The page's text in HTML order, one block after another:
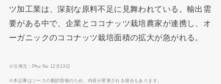
ツ加工業は、深刻な原料不足に見舞われている。輸出需
要がある中で、企業とココナッツ栽培農家が連携し、オ
ーガニックのココナッツ栽培面積の拡大が急がれる。
※引用元：Phu Nu 12月13日
※本記事はソースの翻訳情報のため、内容が変更される場合もあります。